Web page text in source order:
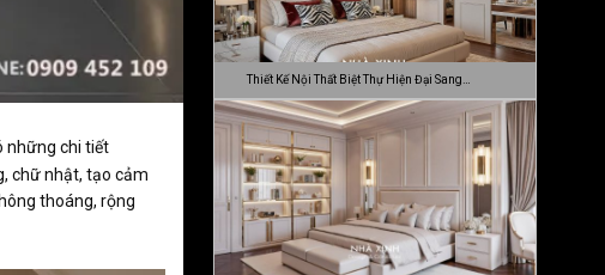
những chi tiết
chữ nhật, tạo cảm
thoáng, rộng
Thiết Kế Nội Thất Biệt Thự Hiện Đại Sang…